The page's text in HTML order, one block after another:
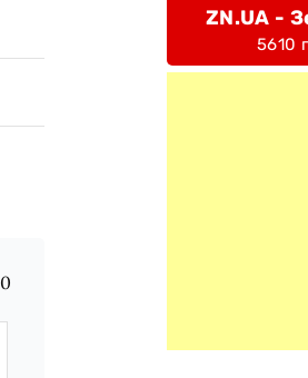
0
ZN.UA -
5610